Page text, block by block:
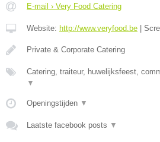
E-mail › Very Food Catering
Website: http://www.veryfood.be
Private & Corporate Catering
Catering, traiteur, huwelijksfeest,
▼
Openingstijden ▼
Laatste facebook posts ▼